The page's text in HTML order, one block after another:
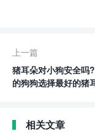
上一篇
猪耳朵对小狗安全吗
的狗狗选择最好的猪
相关文章